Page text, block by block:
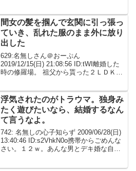
那様 05/02/17 20...
間女の髪を掴んで玄関に引っ張っ
ていき、乱れた服のまま外に放り
出した
629:名無しさん＠おーぷん
2019/12/15(日) 21:08:56 ID:tWI離婚した
時の修羅場。 祖父から貰った２ＬＤＫの
年と少し古かったけどオートロッ...
浮気されたのがトラウマ。独身み
たく遊びたいなら、結婚するなん
て言うなよ。
742: 名無しの心子知らず 2009/06/28(日)
13:40:46 ID:s2VhkN0o携帯からごめんな
さい。１２ｗ。あんな男とデキ婚な自分